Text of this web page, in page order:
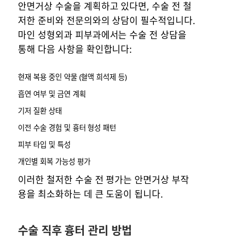
안면거상 수술을 계획하고 있다면, 수술 전 철
저한 준비와 전문의와의 상담이 필수적입니다.
마인 성형외과 피부과에서는 수술 전 상담을
통해 다음 사항을 확인합니다:
현재 복용 중인 약물 (혈액 희석제 등)
흡연 여부 및 금연 계획
기저 질환 상태
이전 수술 경험 및 흉터 형성 패턴
피부 타입 및 특성
개인별 회복 가능성 평가
이러한 철저한 수술 전 평가는 안면거상 부작
용을 최소화하는 데 큰 도움이 됩니다.
수술 직후 흉터 관리 방법